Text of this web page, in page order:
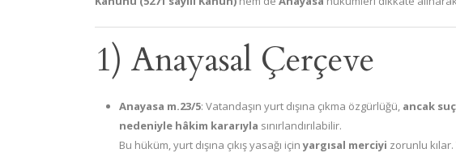
1) Anayasal Çerçeve
Anayasa m.23/5: Vatandaşın yurt dışına çıkma özgürlüğü, ancak
nedeniyle hâkim kararıyla sınırlandırılabilir.
Bu hüküm, yurt dışına çıkış yasağı içinyargısal merciyi zorunlu